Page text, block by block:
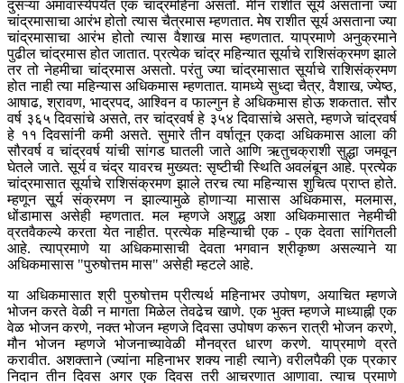
दुसऱ्या अमावास्येपर्यंत एक चांद्रमहिना असतो. मीन राशीत सूर्य असताना ज्या
चांद्रमासाचा आरंभ होतो त्यास चैत्रमास म्हणतात. मेष राशीत सूर्य असताना ज्या
चांद्रमासाचा आरंभ होतो त्यास वैशाख मास म्हणतात. याप्रमाणे अनुक्रमाने
पुढील चांद्रमास होत जातात. प्रत्येक चांद्र महिन्यात सूर्याचे राशिसंक्रमण झाले
तर तो नेहमीचा चांद्रमास असतो. परंतु ज्या चांद्रमासात सूर्याचे राशिसंक्रमण
होत नाही त्या महिन्यास अधिकमास म्हणतात. यामध्ये सुध्दा चैत्र, वैशाख, ज्येष्ठ,
आषाढ, श्रावण, भाद्रपद, आश्विन व फाल्गुन हे अधिकमास होऊ शकतात. सौर
वर्ष ३६५ दिवसांचे असते, तर चांद्रवर्ष हे ३५४ दिवासांचे असते, म्हणजे चांद्रवर्ष
हे ११ दिवसांनी कमी असते. सुमारे तीन वर्षातून एकदा अधिकमास आला की
सौरवर्ष व चांद्रवर्ष यांची सांगड घातली जाते आणि ऋतुचक्राशी सुद्धा जमवून
घेतले जाते. सूर्य व चंद्र यावरच मुख्यत: सृष्टीची स्थिति अवलंबून आहे. प्रत्येक
चांद्रमासात सूर्याचे राशिसंक्रमण झाले तरच त्या महिन्यास शुचित्व प्राप्त होते.
म्हणून सू्र्य संक्रमण न झाल्यामुळे होणाऱ्या मासास अधिकमास, मलमास,
धोंडामास असेही म्हणतात. मल म्हणजे अशुद्ध अशा अधिकमासात नेहमीची
व्रतवैकल्ये करता येत नाहीत. प्रत्येक महिन्याची एक - एक देवता सांगितली
आहे. त्याप्रमाणे या अधिकमासाची देवता भगवान श्रीकृष्ण असल्याने या
अधिकमासास "पुरुषोत्तम मास" असेही म्हटले आहे.
या अधिकमासात श्री पुरुषोत्तम प्रीत्यर्थ महिनाभर उपोषण, अयाचित म्हणजे
भोजन करते वेळी न मागता मिळेल तेवढेच खाणे. एक भुक्त म्हणजे माध्याह्नी एक
वेळ भोजन करणे, नक्त भोजन म्हणजे दिवसा उपोषण करून रात्री भोजन करणे,
मौन भोजन म्हणजे भोजनाच्यावेळी मौनव्रत धारण करणे. याप्रमाणे व्रते
करावीत. अशक्ताने (ज्यांना महिनाभर शक्य नाही त्याने) वरीलपैकी एक प्रकार
निदान तीन दिवस अगर एक दिवस तरी आचरणात आणावा. त्याच प्रमाणे